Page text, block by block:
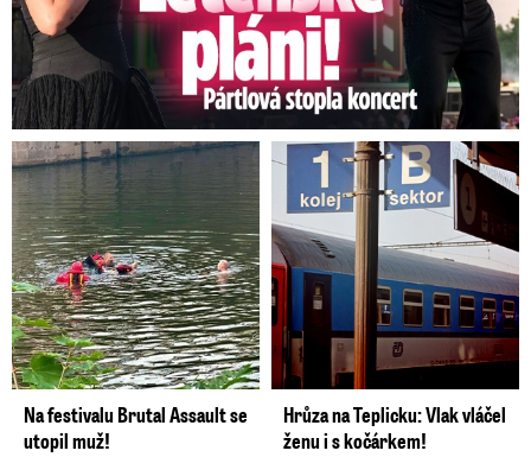
Na festivalu Brutal Assault se
utopil muž!
Hrůza na Teplicku: Vlak vláčel
ženu i s kočárkem!